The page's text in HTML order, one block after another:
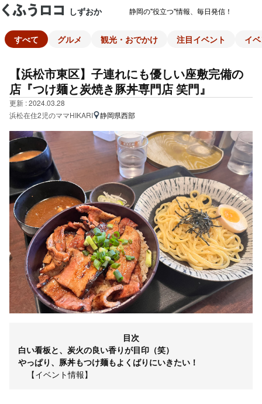
しずおか 静岡の"役立つ"情報、毎日発信！
すべて グルメ 観光・おでかけ 注目イベント イ
【浜松市東区】子連れにも優しい座敷完備の
店『つけ麺と炭焼き豚丼専門店 笑門』
更新 : 2024.03.28
浜松在住2児のママHIKARI
静岡県西部
目次
白い看板と、炭火の良い香りが目印（笑）
やっぱり、豚丼もつけ麺もよくばりにいきたい！
【イベント情報】